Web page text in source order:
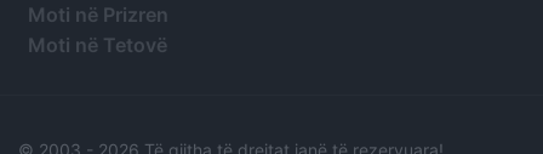
Moti në Prizren
Moti në Tetovë
© 2003 - 2026 Të gjitha të drejtat janë të rezervuara!